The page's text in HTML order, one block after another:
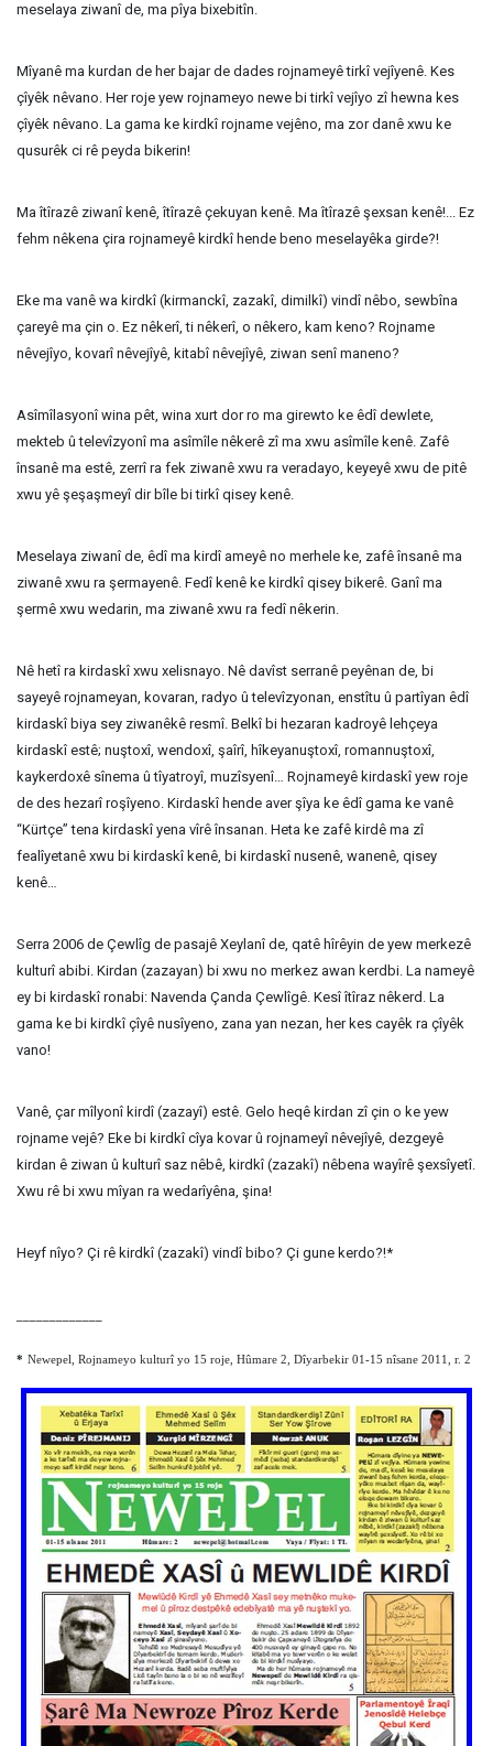
meselaya ziwanî de, ma pîya bixebitîn.
Mîyanê ma kurdan de her bajar de dades rojnameyê tirkî vejîyenê. Kes
çîyêk nêvano. Her roje yew rojnameyo newe bi tirkî vejîyo zî hewna kes
çîyêk nêvano. La gama ke kirdkî rojname vejêno, ma zor danê xwu ke
qusurêk ci rê peyda bikerin!
Ma îtîrazê ziwanî kenê, îtîrazê çekuyan kenê. Ma îtîrazê şexsan kenê!... Ez
fehm nêkena çira rojnameyê kirdkî hende beno meselayêka girde?!
Eke ma vanê wa kirdkî (kirmanckî, zazakî, dimilkî) vindî nêbo, sewbîna
çareyê ma çin o. Ez nêkerî, ti nêkerî, o nêkero, kam keno? Rojname
nêvejîyo, kovarî nêvejîyê, kitabî nêvejîyê, ziwan senî maneno?
Asîmîlasyonî wina pêt, wina xurt dor ro ma girewto ke êdî dewlete,
mekteb û televîzyonî ma asîmîle nêkerê zî ma xwu asîmîle kenê. Zafê
însanê ma estê, zerrî ra fek ziwanê xwu ra veradayo, keyeyê xwu de pitê
xwu yê şeşaşmeyî dir bîle bi tirkî qisey kenê.
Meselaya ziwanî de, êdî ma kirdî ameyê no merhele ke, zafê însanê ma
ziwanê xwu ra şermayenê. Fedî kenê ke kirdkî qisey bikerê. Ganî ma
şermê xwu wedarin, ma ziwanê xwu ra fedî nêkerin.
Nê hetî ra kirdaskî xwu xelisnayo. Nê davîst serranê peyênan de, bi
sayeyê rojnameyan, kovaran, radyo û televîzyonan, enstîtu û partîyan êdî
kirdaskî biya sey ziwanêkê resmî. Belkî bi hezaran kadroyê lehçeya
kirdaskî estê; nuştoxî, wendoxî, şaîrî, hîkeyanuştoxî, romannuştoxî,
kaykerdoxê sînema û tîyatroyî, muzîsyenî… Rojnameyê kirdaskî yew roje
de des hezarî roşîyeno. Kirdaskî hende aver şîya ke êdî gama ke vanê
“Kürtçe” tena kirdaskî yena vîrê însanan. Heta ke zafê kirdê ma zî
fealîyetanê xwu bi kirdaskî kenê, bi kirdaskî nusenê, wanenê, qisey
kenê…
Serra 2006 de Çewlîg de pasajê Xeylanî de, qatê hîrêyin de yew merkezê
kulturî abibi. Kirdan (zazayan) bi xwu no merkez awan kerdbi. La nameyê
ey bi kirdaskî ronabi: Navenda Çanda Çewlîgê. Kesî îtîraz nêkerd. La
gama ke bi kirdkî çîyê nusîyeno, zana yan nezan, her kes cayêk ra çîyêk
vano!
Vanê, çar mîlyonî kirdî (zazayî) estê. Gelo heqê kirdan zî çin o ke yew
rojname vejê? Eke bi kirdkî cîya kovar û rojnameyî nêvejîyê, dezgeyê
kirdan ê ziwan û kulturî saz nêbê, kirdkî (zazakî) nêbena wayîrê şexsîyetî.
Xwu rê bi xwu mîyan ra wedarîyêna, şina!
Heyf nîyo? Çi rê kirdkî (zazakî) vindî bibo? Çi gune kerdo?!*
* Newepel, Rojnameyo kulturî yo 15 roje, Hûmare 2, Dîyarbekir 01-15 nîsane 2011, r. 2